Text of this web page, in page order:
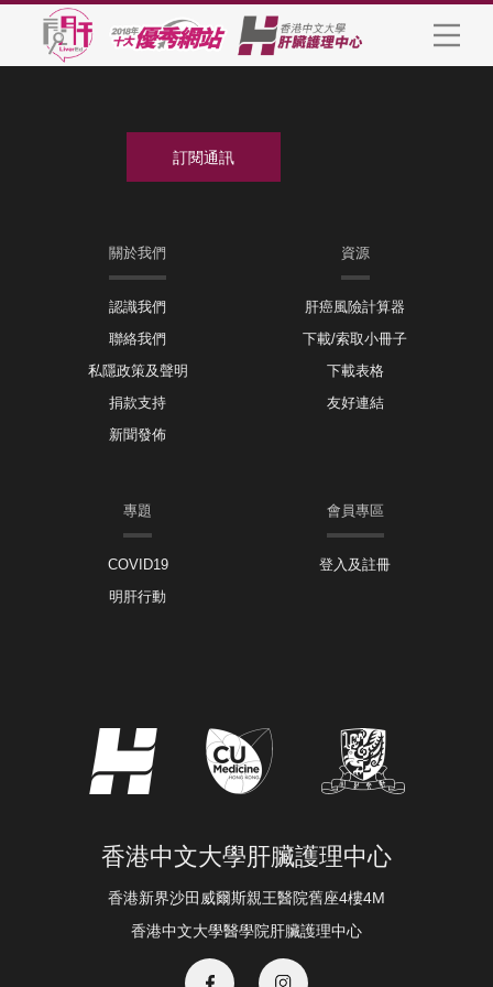
關於我們
認識我們
聯絡我們
私隱政策及聲明
捐款支持
新聞發佈
資源
肝癌風險計算器
下載/索取小冊子
下載表格
友好連結
專題
COVID19
明肝行動
會員專區
登入及註冊
香港中文大學肝臟護理中心
香港新界沙田威爾斯親王醫院舊座4樓4M
香港中文大學醫學院肝臟護理中心